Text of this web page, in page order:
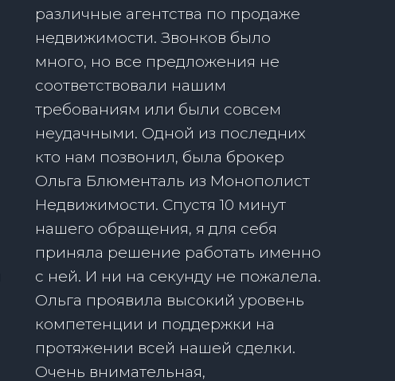
различные агентства по продаже
недвижимости. Звонков было
много, но все предложения не
соответствовали нашим
требованиям или были совсем
неудачными. Одной из последних
кто нам позвонил, была брокер
Ольга Блюменталь из Монополист
Недвижимости. Спустя 10 минут
нашего обращения, я для себя
приняла решение работать именно
с ней. И ни на секунду не пожалела.
Ольга проявила высокий уровень
компетенции и поддержки на
протяжении всей нашей сделки.
Очень внимательная,